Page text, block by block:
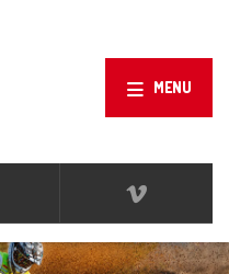
MENU